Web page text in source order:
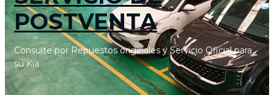
POSTVENTA
Consulte por Repuestos originales y Servicio Oficial para
su Kia